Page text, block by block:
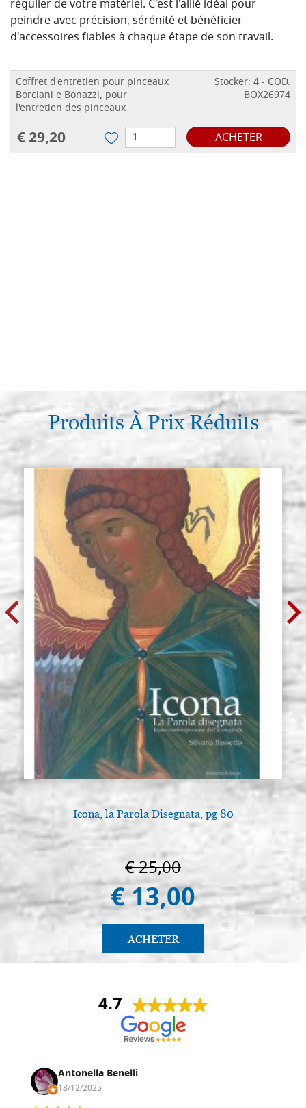
régulier de votre matériel. C'est l'allié idéal pour
peindre avec précision, sérénité et bénéficier
d'accessoires fiables à chaque étape de son travail.
Coffret d'entretien pour pinceaux
Borciani e Bonazzi, pour
l'entretien des pinceaux
Stocker: 4 - COD.
BOX26974
€ 29,20 ACHETER
Produits À Prix Réduits
Icona, la Parola Disegnata, pg 80
€ 25,00
€ 13,00
ACHETER
4.7
Antonella Benelli
18/12/2025